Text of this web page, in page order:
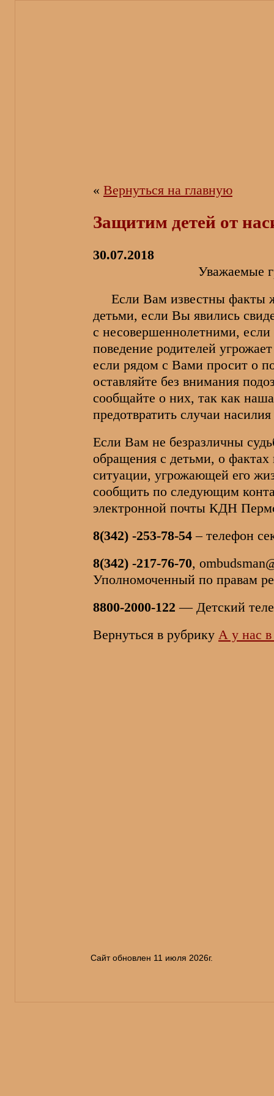
« Вернуться на главную
Защитим детей от
30.07.2018
Уважаемые
Если Вам известны факты
детьми, если Вы явились
с несовершеннолетними,
поведение родителей
если рядом с Вами просит о
оставляйте без внимания
сообщайте о них, так как
предотвратить случаи
Если Вам не безразличны
обращения с детьми, о фактах
ситуации, угрожающей его
сообщить по следующим
электронной почты КДН
8(342) -253-78-54 – телефон
8(342) -217-76-70,
Уполномоченный по правам
8800-2000-122 — Детский
Вернуться в рубрику А у нас
Сайт обновлен 11 июля 2026г.